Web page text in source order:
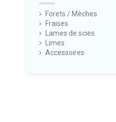
Forets / Mèches
Fraises
Lames de scies
Limes
Accessoires